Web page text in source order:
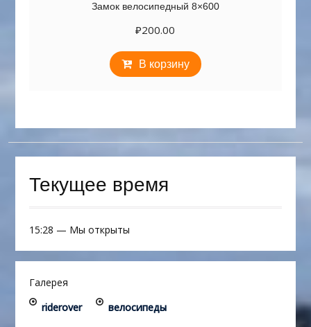
Замок велосипедный 8×600
₽200.00
В корзину
Текущее время
15:28 — Мы открыты
Галерея
riderover
велосипеды